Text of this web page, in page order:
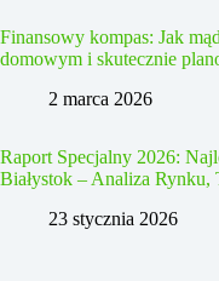
Finansowy kompas: Jak
domowym i skutecznie
2 marca 2026
Raport Specjalny 2026:
Białystok – Analiza
23 stycznia 2026